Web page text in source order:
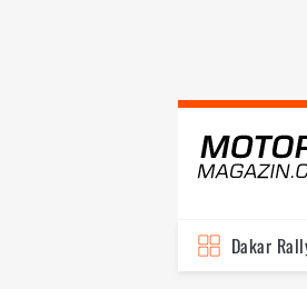
Dakar